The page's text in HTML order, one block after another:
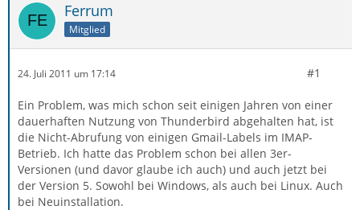
Ferrum
Mitglied
24. Juli 2011 um 17:14 #1
Ein Problem, was mich schon seit einigen Jahren von einer
dauerhaften Nutzung von Thunderbird abgehalten hat, ist
die Nicht-Abrufung von einigen Gmail-Labels im IMAP-
Betrieb. Ich hatte das Problem schon bei allen 3er-
Versionen (und davor glaube ich auch) und auch jetzt bei
der Version 5. Sowohl bei Windows, als auch bei Linux. Auch
bei Neuinstallation.